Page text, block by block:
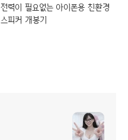
전력이 필요없는 아이폰용 친환경
스피커 개봉기